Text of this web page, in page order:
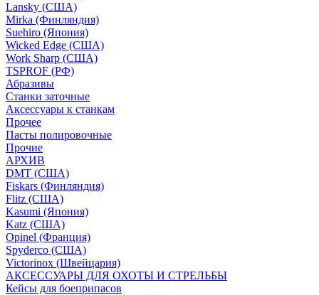
Lansky (США)
Mirka (Финляндия)
Suehiro (Япония)
Wicked Edge (США)
Work Sharp (США)
TSPROF (РФ)
Абразивы
Станки заточные
Аксессуары к станкам
Прочее
Пасты полировочные
Прочие
АРХИВ
DMT (США)
Fiskars (Финляндия)
Flitz (США)
Kasumi (Япония)
Katz (США)
Opinel (Франция)
Spyderco (США)
Victorinox (Швейцария)
АКСЕССУАРЫ ДЛЯ ОХОТЫ И СТРЕЛЬБЫ
Кейсы для боеприпасов